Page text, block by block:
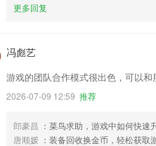
更多回复
冯彪艺
游戏的团队合作模式很出色，可以和
2026-07-09 12:59 推荐
郎豪昌 ：菜鸟求助，游戏中如何快速
唐顺媛 ：装备回收换金币，轻松获取